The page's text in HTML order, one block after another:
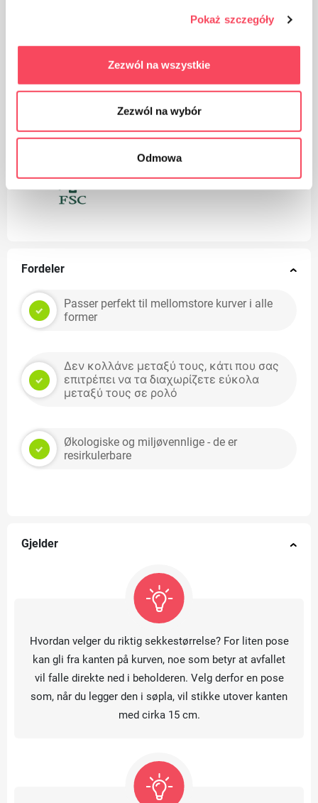
Pokaż szczegóły
Zezwól na wszystkie
Zezwól na wybór
Odmowa
Fordeler
Passer perfekt til mellomstore kurver i alle
former
Δεν κολλάνε μεταξύ τους, κάτι που σας
επιτρέπει να τα διαχωρίζετε εύκολα
μεταξύ τους σε ρολό
Økologiske og miljøvennlige - de er
resirkulerbare
Gjelder
Hvordan velger du riktig sekkestørrelse? For liten pose
kan gli fra kanten på kurven, noe som betyr at avfallet
vil falle direkte ned i beholderen. Velg derfor en pose
som, når du legger den i søpla, vil stikke utover kanten
med cirka 15 cm.